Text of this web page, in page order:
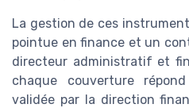
La gestion de ces
pointue en finance et un
directeur administratif et
chaque couverture
validée par la direction